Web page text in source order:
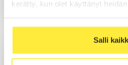
kerätty, kun olet käyttänyt heidän
Salli
WhatsApp
Myynti